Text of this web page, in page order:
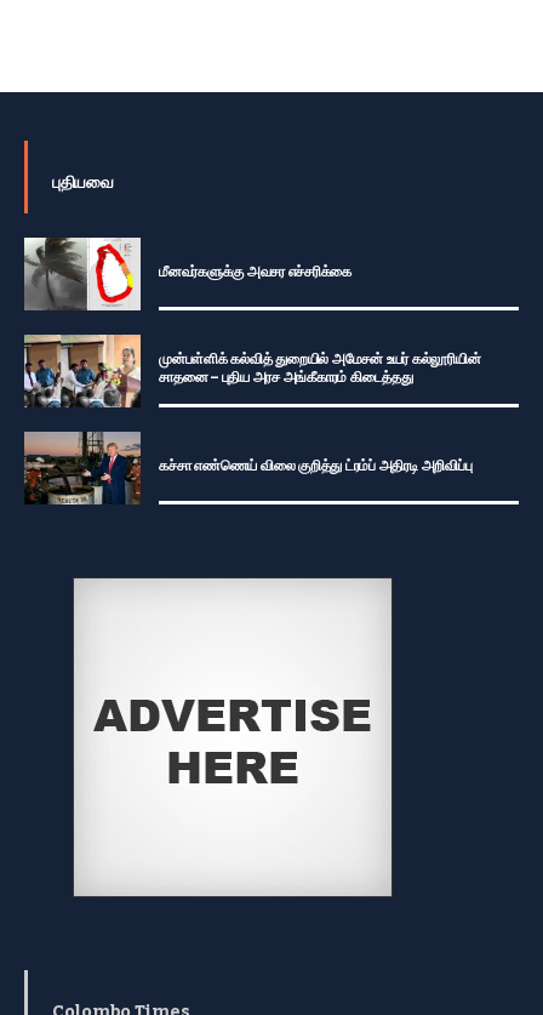
புதியவை
மீனவர்களுக்கு அவசர எச்சரிக்கை
முன்பள்ளிக் கல்வித் துறையில் அமேசன் உயர் கல்லூரியின்
சாதனை – புதிய அரச அங்கீகாரம் கிடைத்தது
கச்சா எண்ணெய் விலை குறித்து ட்ரம்ப் அதிரடி அறிவிப்பு